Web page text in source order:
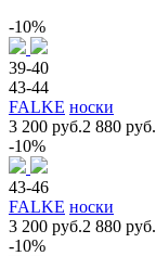
-10%
39-40
43-44
FALKE носки
3 200 руб.2 880 руб.
-10%
43-46
FALKE носки
3 200 руб.2 880 руб.
-10%